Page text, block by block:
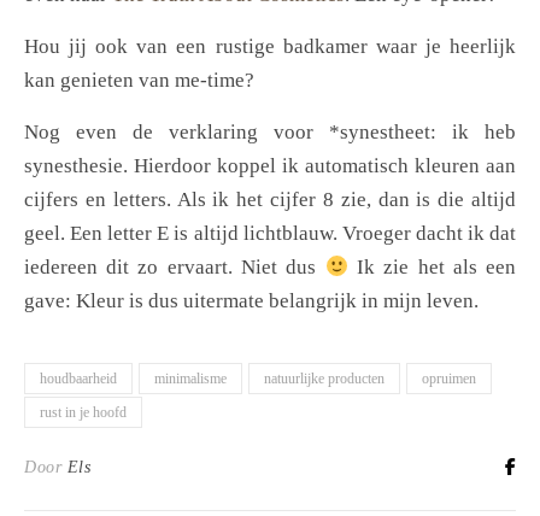
Hou jij ook van een rustige badkamer waar je heerlijk
kan genieten van me-time?
Nog even de verklaring voor *synestheet: ik heb
synesthesie. Hierdoor koppel ik automatisch kleuren aan
cijfers en letters. Als ik het cijfer 8 zie, dan is die altijd
geel. Een letter E is altijd lichtblauw. Vroeger dacht ik dat
iedereen dit zo ervaart. Niet dus
Ik zie het als een
gave: Kleur is dus uitermate belangrijk in mijn leven.
houdbaarheid minimalisme natuurlijke producten
opruimen
rust in je hoofd
Door Els